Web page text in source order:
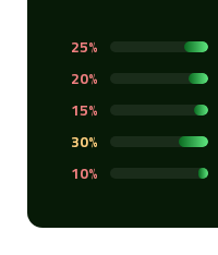
25%
20%
15%
30%
10%